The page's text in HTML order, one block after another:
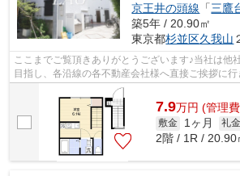
京王井の頭線 「三鷹
築5年 / 20.90㎡
東京都杉並区久我山
ここまでご覧頂きありがとうございます♪当社は他
目指し、各沿線の各不動産会社様へ直接ご挨拶に
様へ提供しております！最新の情報は...
7.9万円 (管理
敷金 1ヶ月 礼金
2階 / 1R / 20.90